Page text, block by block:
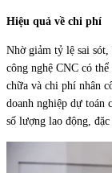
Hiệu quả về chi phí
Nhờ giảm tỷ lệ sai sót,
công nghệ CNC có
chữa và chi phí nhân
doanh nghiệp dự toán
số lượng lao động,